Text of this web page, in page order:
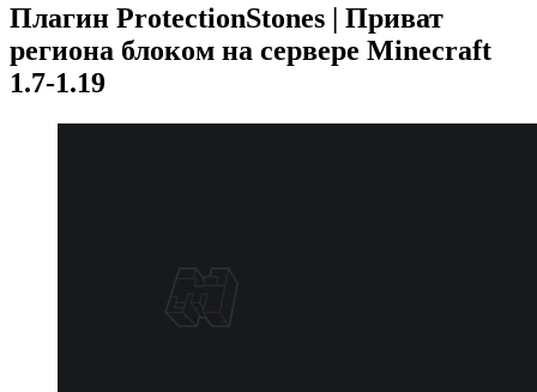
Плагин ProtectionStones | Приват
региона блоком на сервере Minecraft
1.7-1.19